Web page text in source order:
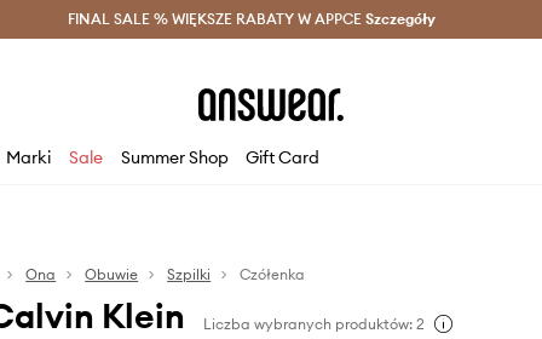
z Answear Club > Dostawa nawet w 24h >
FINAL SALE % WIĘKSZE RABATY W APPCE Szczegóły
Marki Sale Summer Shop Gift Card
Ona Obuwie Szpilki Czółenka
Klein Liczba wybranych produktów: 2